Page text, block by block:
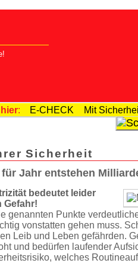
: E-CHECK Mit
Sicherheit
Jahr entstehen
bedeutet leider
Gefahr!
genannten Punkte
vonstatten gehen muss.
Leib und Leben gefährden.
und bedürfen laufender
welches